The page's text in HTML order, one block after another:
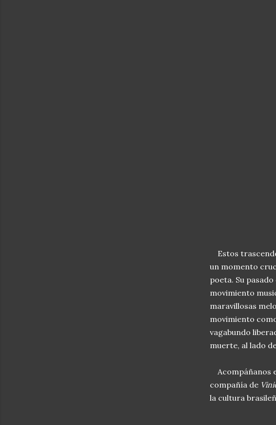
Estos
un momento
poeta. Su
movimiento
maravillosas
movimiento
vagabundo
muerte, al lado
Acompáñanos
compañía de
la cultura